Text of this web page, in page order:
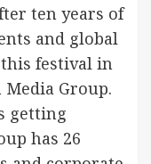
ten years of
and global
festival in
Group.
getting
has 26